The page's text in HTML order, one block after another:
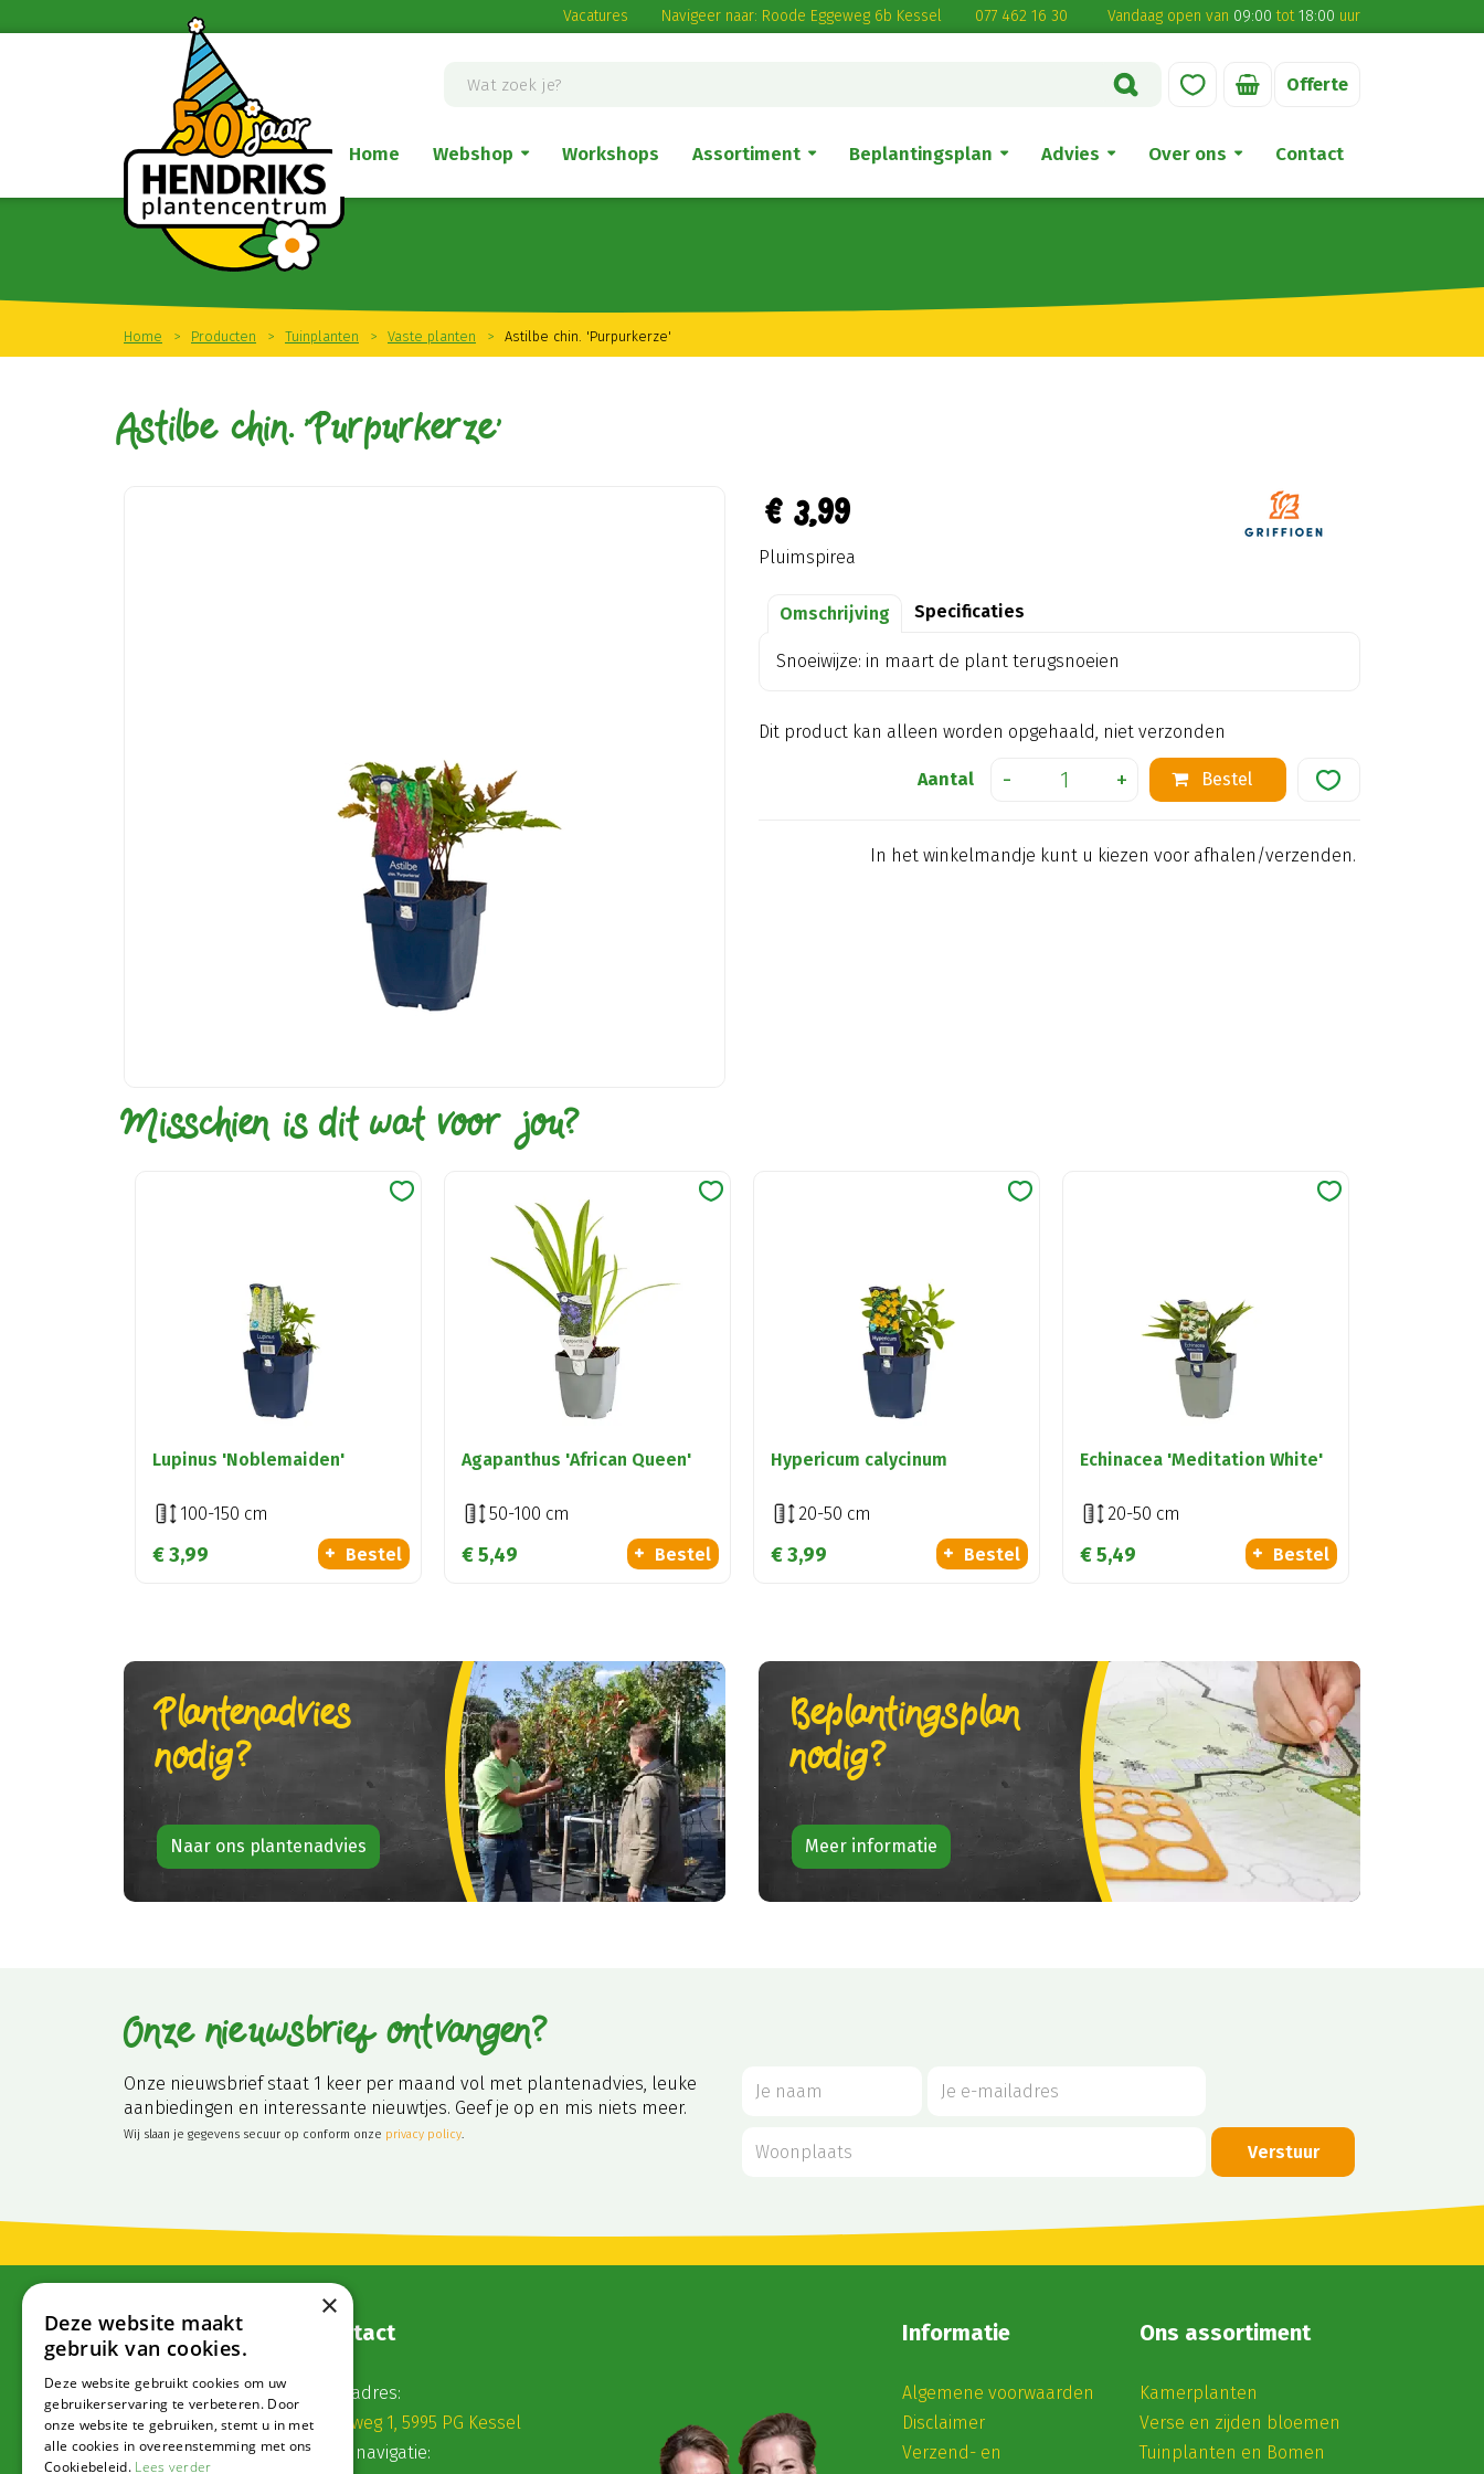
naar
Home > Producten > Tuinplanten > Vaste planten > Astilbe chin. 'Purpurkerze'
Astilbe chin. 'Purpurkerze'
Vacatures Navigeer naar: Roode Eggeweg 6b Kessel 077 462 16 30 Vandaag open van 09:00 tot18:00 uur
Offerte
Home Webshop Workshops Assortiment Beplantingsplan Advies Over ons Contact
€ 3,99
Pluimspirea
Omschrijving Specificaties
Snoeiwijze: in maart de plant terugsnoeien
Dit product kan alleen worden opgehaald, niet verzonden
Aantal
In het winkelmandje kunt u kiezen voor afhalen/verzenden.
Misschien is dit wat voor jou?
Lupinus 'Noblemaiden'
100-150 cm
€3,99 Bestel
Agapanthus 'African Queen'
50-100 cm
€5,49 Bestel
Hypericum calycinum
20-50 cm
€3,99 Bestel
Echinacea 'Meditation White'
20-50 cm
€5,49 Bestel
Plantenadvies
nodig?
Naar ons plantenadvies
Beplantingsplan
nodig?
Meer informatie
Onze nieuwsbrief ontvangen?
Onze nieuwsbrief staat 1 keer per maand vol met plantenadvies, leuke
aanbiedingen en interessante nieuwtjes. Geef je op en mis niets meer.
Wij slaan je gegevens secuur op conform onze privacy policy.
Contact
Postadres:
Veldweg 1, 5995 PG Kessel
Voor navigatie:
Informatie
Algemene voorwaarden
Disclaimer
Verzend- en
Ons assortiment
Kamerplanten
Verse en zijden bloemen
Tuinplanten en Bomen
×
Deze website maakt
gebruik van cookies.
Deze website gebruikt cookies om uw
gebruikerservaring te verbeteren. Door
onze website te gebruiken, stemt u in met
alle cookies in overeenstemming met ons
Cookiebeleid. Lees verder